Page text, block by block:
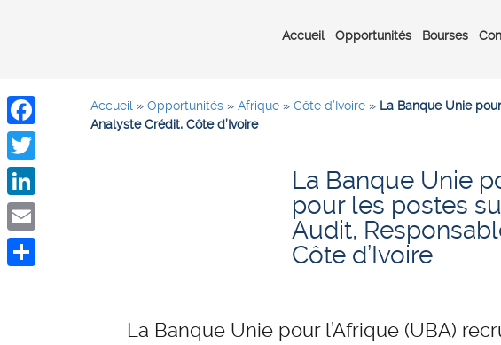
Accueil Opportunités Bourses
Accueil » Opportunités » Afrique » Côte d’Ivoire » La Banque Unie
Analyste Crédit, Côte d’Ivoire
La Banque Unie
pour les postes
Audit,
Côte d’Ivoire
La Banque Unie pour l’Afrique (UBA)
Facebook
Twitter
LinkedIn
Email